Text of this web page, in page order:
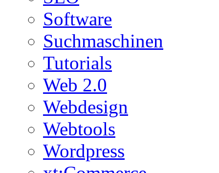
Software
Suchmaschinen
Tutorials
Web 2.0
Webdesign
Webtools
Wordpress